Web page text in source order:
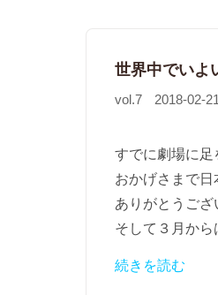
世界中でいよ
vol.7 2018-02-
すでに劇場に足
おかげさまで日
ありがとうござ
そして３月から
続きを読む